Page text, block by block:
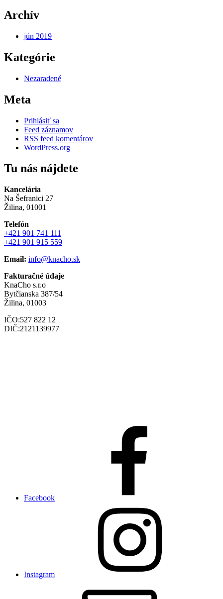
Archív
jún 2019
Kategórie
Nezaradené
Meta
Prihlásiť sa
Feed záznamov
RSS feed komentárov
WordPress.org
Tu nás nájdete
Kancelária
Na Šefranici 27
Žilina, 01001
Telefón
+421 901 741 111
+421 901 915 559
Email: info@knacho.sk
Fakturačné údaje
KnaCho s.r.o
Bytčianska 387/54
Žilina, 01003
IČO:527 822 12
DIČ:2121139977
Facebook
Instagram